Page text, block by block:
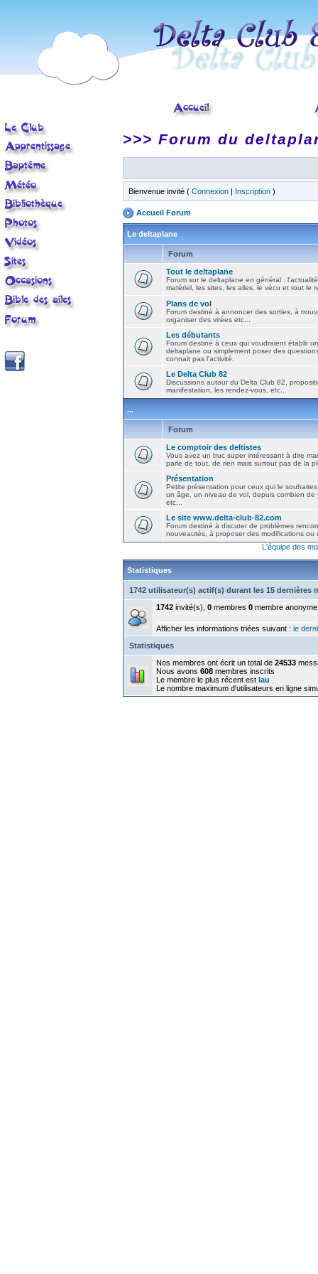
>>> Forum du
Bienvenue invité ( Connexion | Inscription )
Accueil Forum
Le deltaplane
Forum
Tout le deltaplane
Forum sur le deltaplane en général :
matériel, les sites, les ailes, le vécu et tout le
Plans de vol
Forum destiné à annoncer des sorties, à
organiser des virées etc...
Les débutants
Forum destiné à ceux qui voudraient établir
deltaplane ou simplement poser des
connait pas l'activité.
Le Delta Club 82
Discussions autour du Delta Club 82,
manifestation, les rendez-vous, etc...
...
Forum
Le comptoir des deltistes
Vous avez un truc super intéressant à dire
parle de tout, de rien mais surtout pas de la
Présentation
Petite présentation pour ceux qui le
un âge, un niveau de vol, depuis combien de
etc...
Le site www.delta-club-82.com
Forum destiné à discuter de problèmes
nouveautés, à proposer des modifications ou
L'équipe des
Statistiques
1742 utilisateur(s) actif(s) durant les 15 dernières
1742 invité(s), 0 membres 0 membre anonyme
Afficher les informations triées suivant : le
Statistiques
Nos membres ont écrit un total de 24533
Nous avons 608 membres inscrits
Le membre le plus récent est lau
Le nombre maximum d'utilisateurs en ligne